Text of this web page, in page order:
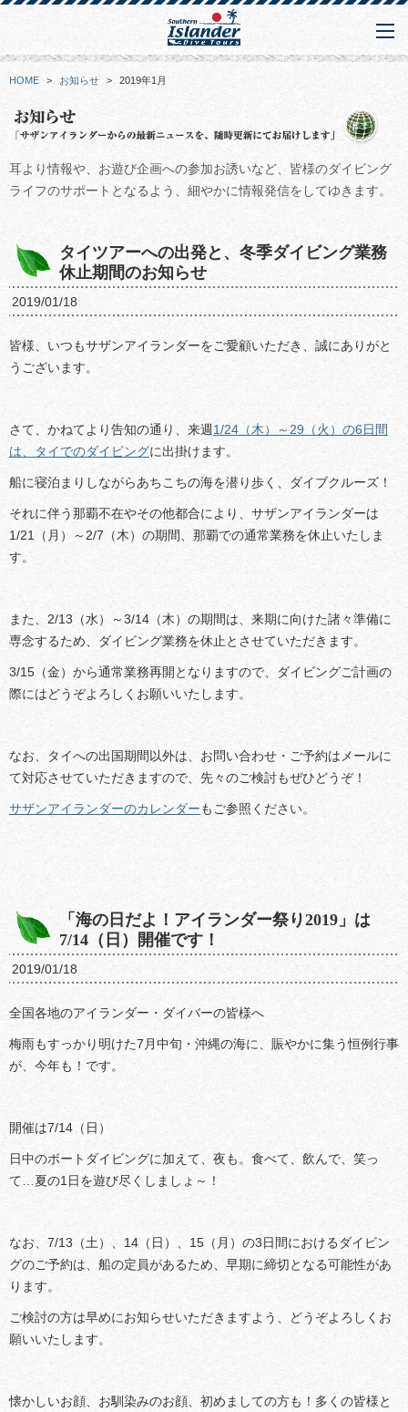
HOME > お知らせ > 2019年1月
耳より情報や、お遊び企画への参加お誘いなど、皆様のダイビング
ライフのサポートとなるよう、細やかに情報発信をしてゆきます。
タイツアーへの出発と、冬季ダイビング業務
休止期間のお知らせ
2019/01/18
皆様、いつもサザンアイランダーをご愛顧いただき、誠にありがと
うございます。
さて、かねてより告知の通り、来週 1/24（木）～29（火）の6日間
は、タイでのダイビングに出掛けます。
船に寝泊まりしながらあちこちの海を潜り歩く、ダイブクルーズ！
それに伴う那覇不在やその他都合により、サザンアイランダーは
1/21（月）～2/7（木）の期間、那覇での通常業務を休止いたしま
す。
また、2/13（水）～3/14（木）の期間は、来期に向けた諸々準備に
専念するため、ダイビング業務を休止とさせていただきます。
3/15（金）から通常業務再開となりますので、ダイビングご計画の
際にはどうぞよろしくお願いいたします。
なお、タイへの出国期間以外は、お問い合わせ・ご予約はメールに
て対応させていただきますので、先々のご検討もぜひどうぞ！
サザンアイランダーのカレンダーもご参照ください。
「海の日だよ！アイランダー祭り2019」は
7/14（日）開催です！
2019/01/18
全国各地のアイランダー・ダイバーの皆様へ
梅雨もすっかり明けた7月中旬・沖縄の海に、賑やかに集う恒例行事
が、今年も！です。
開催は7/14（日）
日中のボートダイビングに加えて、夜も。食べて、飲んで、笑っ
て…夏の1日を遊び尽くしましょ～！
なお、7/13（土）、14（日）、15（月）の3日間におけるダイビン
グのご予約は、船の定員があるため、早期に締切となる可能性があ
ります。
ご検討の方は早めにお知らせいただきますよう、どうぞよろしくお
願いいたします。
懐かしいお顔、お馴染みのお顔、初めましての方も！多くの皆様と